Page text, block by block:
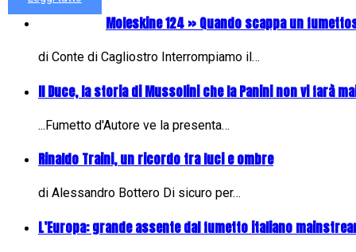
Moleskine 124 » Quando scappa un
di Conte di Cagliostro Interrompiamo il…
Il Duce, la storia di Mussolini che la Panini non vi farà
...Fumetto d'Autore ve la presenta…
Rinaldo Traini, un ricordo tra luci e ombre
di Alessandro Bottero Di sicuro per…
L’Europa: grande assente dal fumetto italiano